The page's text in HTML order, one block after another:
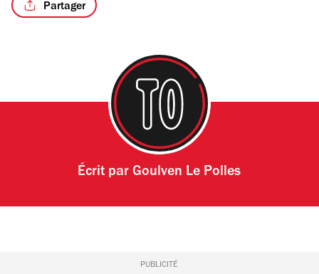
Partager
Écrit parGoulven Le Polles
PUBLICITÉ